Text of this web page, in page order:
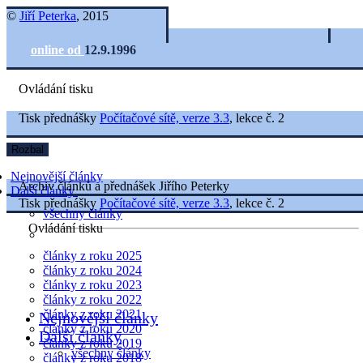
© Jiří Peterka, 2015
online od 12.9.1996
Ovládání tisku
Nejnovější články
Další články
všechny články
články z roku 2025
články z roku 2024
články z roku 2023
články z roku 2022
články z roku 2021
články z roku 2020
články z roku 2019
články z roku 2018
Tisk přednášky Počítačové sítě, verze 3.3, lekce č. 2
Rozbal
Archiv článků a přednášek Jiřího Peterky
Tisk přednášky Počítačové sítě, verze 3.3, lekce č. 2
Ovládání tisku
Nejnovější články
Další články
všechny články